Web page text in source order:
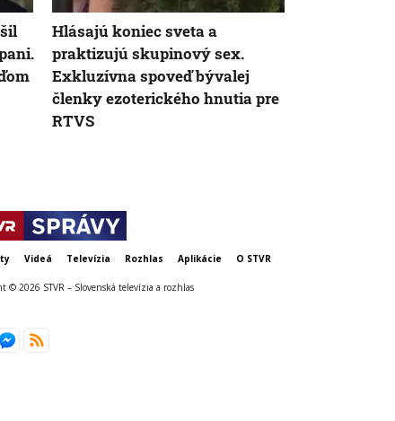
Hlásajú koniec sveta a
praktizujú skupinový sex.
Exkluzívna spoveď bývalej
členky ezoterického hnutia pre
RTVS
Videá Televízia Rozhlas Aplikácie O STVR
© 2026 STVR – Slovenská televízia a rozhlas